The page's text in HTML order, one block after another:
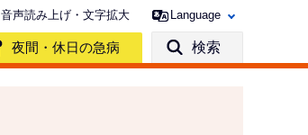
音声読み上げ・文字拡大 Language
夜間・休日の急病 検索